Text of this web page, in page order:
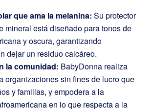
que ama la melanina: Su protector
mineral está diseñado para tonos de
y oscura, garantizando
dejar un residuo calcáreo.
la comunidad: BabyDonna realiza
organizaciones sin fines de lucro que
y familias, y empodera a la
en lo que respecta a la